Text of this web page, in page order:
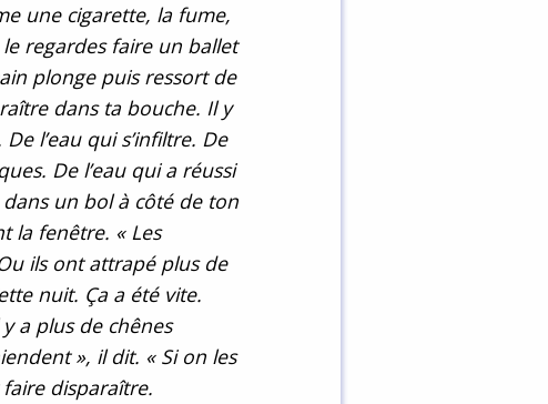
une cigarette, la fume,
regardes faire un ballet
plonge puis ressort de
dans ta bouche. Il y
l’eau qui s’infiltre. De
De l’eau qui a réussi
un bol à côté de ton
la fenêtre. « Les
ils ont attrapé plus de
nuit. Ça a été vite.
a plus de chênes
», il dit. « Si on les
disparaître.